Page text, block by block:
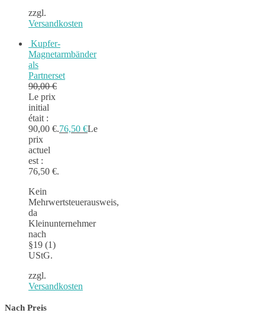
zzgl.
Versandkosten
Kupfer-
Magnetarmbänder
als
Partnerset
90,00€
Le prix
initial
était :
90,00 €.76,50 €Le
prix
actuel
est :
76,50 €.
Kein
Mehrwertsteuerausweis,
da
Kleinunternehmer
nach
§19 (1)
UStG.
zzgl.
Versandkosten
Nach Preis